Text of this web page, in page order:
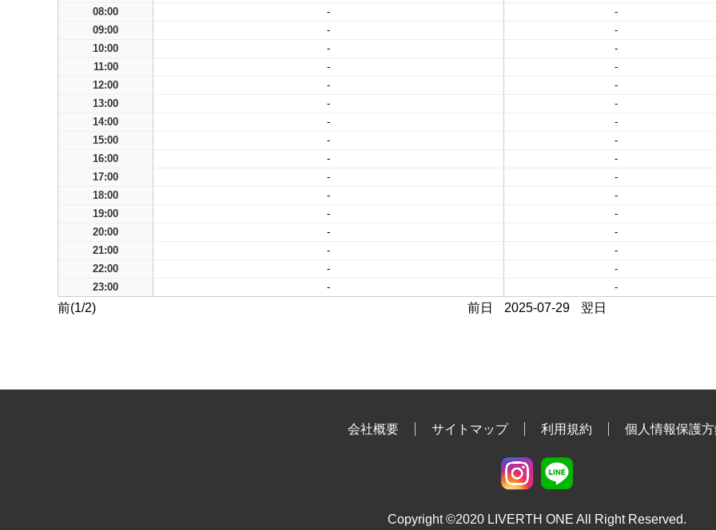
08:00
- -
09:00
- -
10:00
- -
11:00
- -
12:00
- -
13:00
- -
14:00
- -
15:00
- -
16:00
- -
17:00
- -
18:00
- -
19:00
- -
20:00
- -
21:00
- -
22:00
- -
23:00
- -
前(1/2) 前日 2025-07-29 翌日
会社概要 サイトマップ 利用規約 個人情報保護
Copyright ©2020 LIVERTH ONE All Right Reserved.